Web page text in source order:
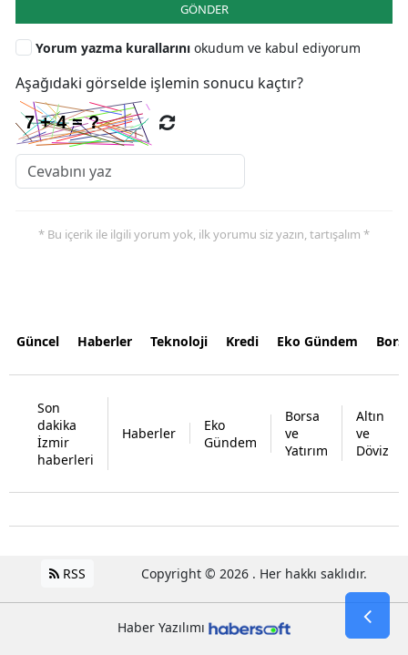
GÖNDER
Yorum yazma kurallarını okudum ve kabul ediyorum
Aşağıdaki görselde işlemin sonucu kaçtır?
* Bu içerik ile ilgili yorum yok, ilk yorumu siz yazın, tartışalım *
Güncel Haberler Teknoloji Kredi Eko Gündem
Son
dakika
İzmir
haberleri
Haberler
Eko
Gündem
Borsa
ve
Yatırım
Altın
ve
Döviz
RSS Copyright © 2026 . Her hakkı saklıdır.
Haber Yazılımı